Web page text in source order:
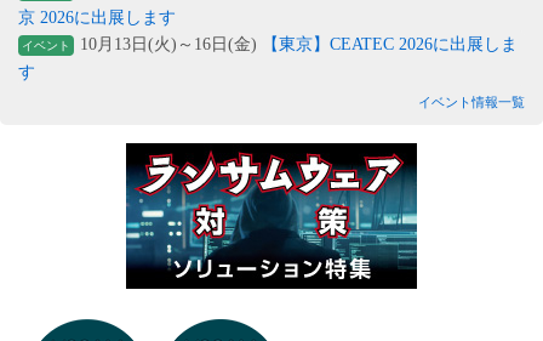
京 2026に出展します
イベント 10月13日(火)～16日(金)
【東京】CEATEC 2026に出展しま
す
イベント情報一覧